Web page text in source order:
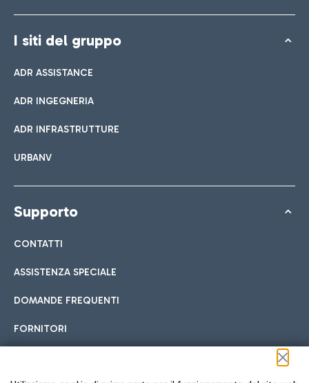
I siti del gruppo
ADR ASSISTANCE
ADR INGEGNERIA
ADR INFRASTRUTTURE
URBANV
Supporto
CONTATTI
ASSISTENZA SPECIALE
DOMANDE FREQUENTI
FORNITORI